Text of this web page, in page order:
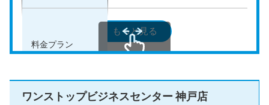
料金プラン
・転送なしプラン:月額料金660円
・月1転送プラン:月額料金1,650円
・隔週転送プラン:月額料金2,200円
法人登記の可否 可能
もっと見る
ワンストップビジネスセンター 神戸店